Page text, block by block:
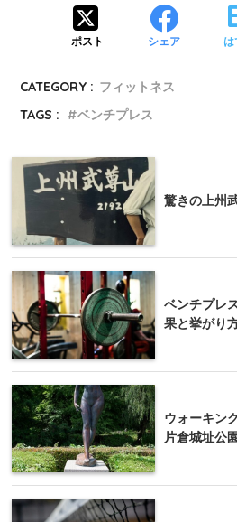
ポスト シェア は
CATEGORY : フィットネス
TAGS :
ベンチプレス
驚きの上州
ベンチプレ
果と挙がり
ウォーキン
片倉城址公園